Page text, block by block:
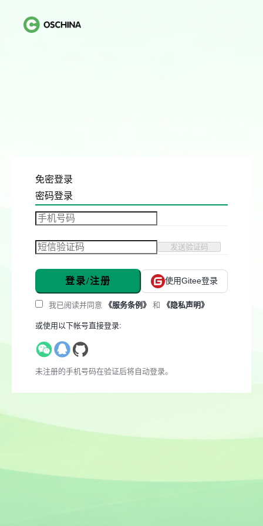
免密登录
密码登录
发送验证码
登录/注册 使用Gitee登录
我已阅读并同意 《服务条例》 和 《隐私声明》
或使用以下帐号直接登录:
未注册的手机号码在验证后将自动登录。